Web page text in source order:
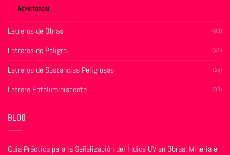
Advertencia
Letreros de Obras (63)
Letreros de Peligro (41)
Letreros de Sustancias Peligrosas (25)
Letrero Fotoluminiscente (33)
BLOG
Guía Práctica para la Señalización del Índice UV en Obras, Minería e